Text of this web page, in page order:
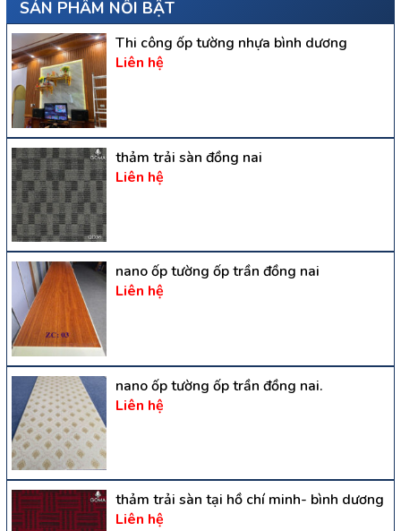
SẢN PHẨM NỔI BẬT
Thi công ốp tường nhựa bình dương
Liên hệ
thảm trải sàn đồng nai
Liên hệ
nano ốp tường ốp trần đồng nai
Liên hệ
nano ốp tường ốp trần đồng nai.
Liên hệ
thảm trải sàn tại hồ chí minh- bình dương
Liên hệ